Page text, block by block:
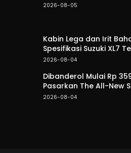
2026-08-05
Kabin Lega dan Irit
Spesifikasi Suzuki XL7
2026-08-04
Dibanderol Mulai Rp
Pasarkan The All-New
2026-08-04